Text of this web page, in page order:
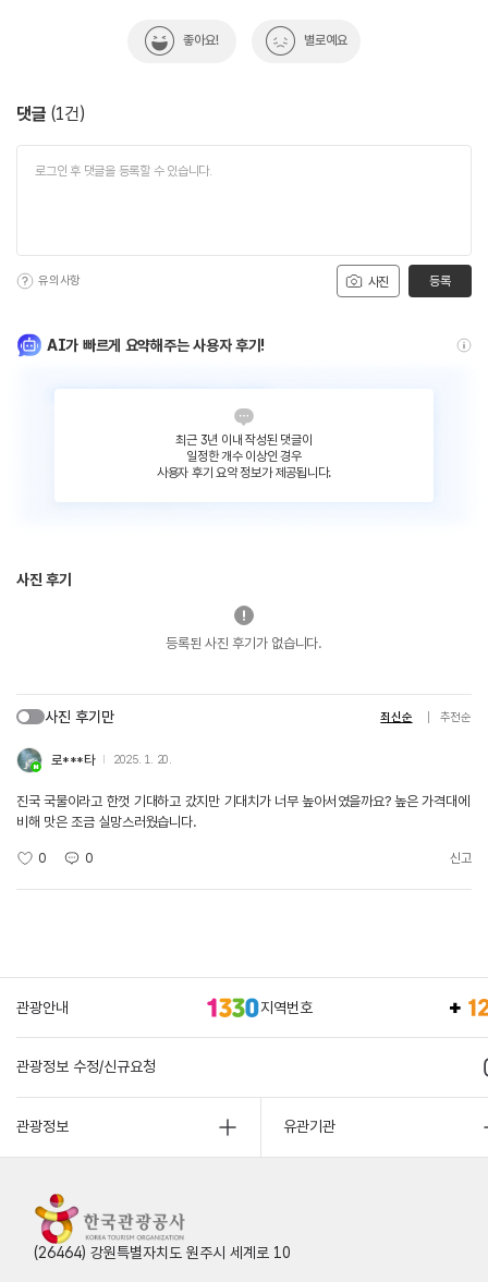
좋아요! 별로예요
댓글 (1건)
사진
유의사항 등록
AI가 빠르게 요약해주는 사용자 후기!
최근 3년 이내 작성된 댓글이
일정한 개수 이상인 경우
사용자 후기 요약 정보가 제공됩니다.
사진 후기
등록된 사진 후기가 없습니다.
사진 후기만 최신순 추천순
로***타 2025. 1. 20.
진국 국물이라고 한껏 기대하고 갔지만 기대치가 너무 높아서였을까요? 높은 가격대에
비해 맛은 조금 실망스러웠습니다.
0 0 신고
관광안내 지역번호
관광정보 수정/신규요청
관광정보 유관기관
(26464) 강원특별자치도 원주시 세계로 10